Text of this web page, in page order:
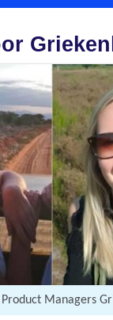
Product Managers